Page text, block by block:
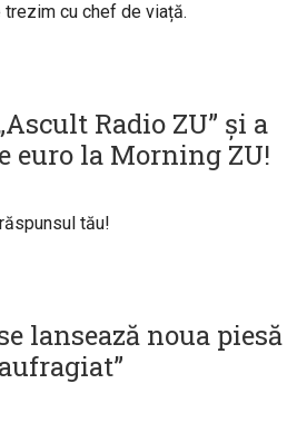
cu chef de viață.
Radio ZU” și a
euro la Morning ZU!
tău!
lansează noua piesă